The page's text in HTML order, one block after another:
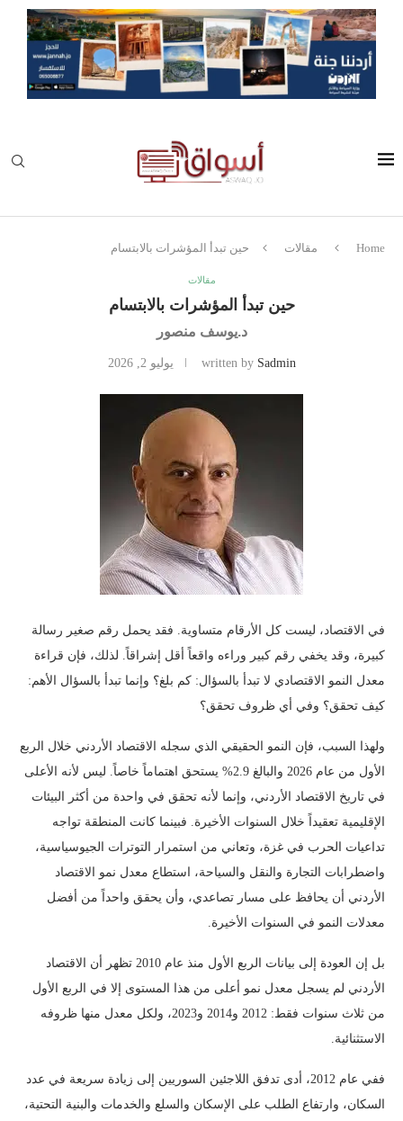
Home مقالات حين تبدأ المؤشرات بالابتسام
مقالات
حين تبدأ المؤشرات بالابتسام
د.يوسف منصور
written by Sadmin يوليو 2, 2026
في الاقتصاد، ليست كل الأرقام متساوية. فقد يحمل رقم صغير رسالة
كبيرة، وقد يخفي رقم كبير وراءه واقعاً أقل إشراقاً. لذلك، فإن قراءة
معدل النمو الاقتصادي لا تبدأ بالسؤال: كم بلغ؟ وإنما تبدأ بالسؤال الأهم:
كيف تحقق؟ وفي أي ظروف تحقق؟
ولهذا السبب، فإن النمو الحقيقي الذي سجله الاقتصاد الأردني خلال الربع
الأول من عام 2026 والبالغ 2.9% يستحق اهتماماً خاصاً. ليس لأنه الأعلى
في تاريخ الاقتصاد الأردني، وإنما لأنه تحقق في واحدة من أكثر البيئات
الإقليمية تعقيداً خلال السنوات الأخيرة. فبينما كانت المنطقة تواجه
تداعيات الحرب في غزة، وتعاني من استمرار التوترات الجيوسياسية،
واضطرابات التجارة والنقل والسياحة، استطاع معدل نمو الاقتصاد
الأردني أن يحافظ على مسار تصاعدي، وأن يحقق واحداً من أفضل
معدلات النمو في السنوات الأخيرة.
بل إن العودة إلى بيانات الربع الأول منذ عام 2010 تظهر أن الاقتصاد
الأردني لم يسجل معدل نمو أعلى من هذا المستوى إلا في الربع الأول
من ثلاث سنوات فقط: 2012 و2014 و2023، ولكل معدل منها ظروفه
الاستثنائية.
ففي عام 2012، أدى تدفق اللاجئين السوريين إلى زيادة سريعة في عدد
السكان، وارتفاع الطلب على الإسكان والسلع والخدمات والبنية التحتية،